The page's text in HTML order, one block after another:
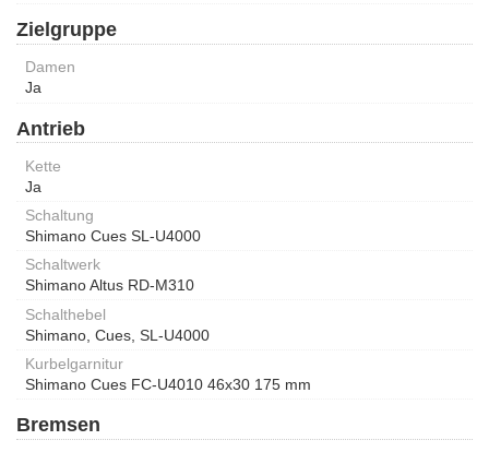
Zielgruppe
Damen
Ja
Antrieb
Kette
Ja
Schaltung
Shimano Cues SL-U4000
Schaltwerk
Shimano Altus RD-M310
Schalthebel
Shimano, Cues, SL-U4000
Kurbelgarnitur
Shimano Cues FC-U4010 46x30 175 mm
Bremsen